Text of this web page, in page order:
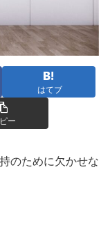
はてブ
ー
のために欠かせな